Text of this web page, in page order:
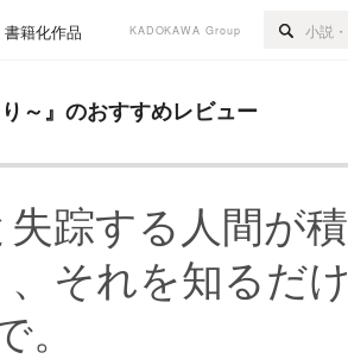
書籍化作品 KADOKAWA Group
～』のおすすめレビュー
踪する人間が積
それを知るだけ
。